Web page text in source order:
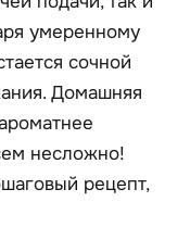
умеренному
сочной
Домашняя
несложно!
рецепт,